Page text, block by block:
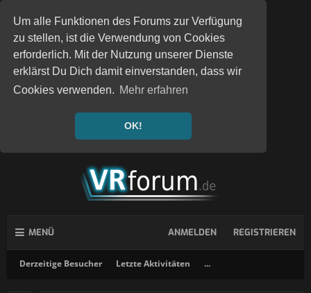
Um alle Funktionen des Forums zur Verfügung
zu stellen, ist die Verwendung von Cookies
erforderlich. Mit der Nutzung unserer Dienste
erklärst Du Dich damit einverstanden, dass wir
Cookies verwenden. Mehr erfahren
OK!
MENÜ
Derzeitige Besucher Letzte Aktivitäten ...
ANMELDEN REGISTRIEREN